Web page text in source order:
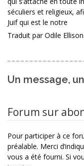
séculiers et religieux,
Juif qui est le notre
Traduit par Odile Ellison.
Un message,
Forum sur
Pour participer à ce
préalable. Merci
vous a été fourni. Si